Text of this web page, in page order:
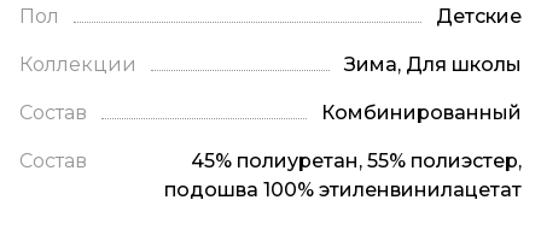
Пол Детские
Коллекции Зима, Для школы
Состав Комбинированный
Состав
45% полиуретан, 55% полиэстер,
подошва 100% этиленвинилацетат